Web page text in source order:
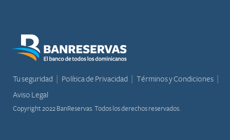
Tu seguridad Política de Privacidad
Términos y Condiciones
Aviso Legal
Copyright 2022 BanReservas. Todos los derechos reservados.